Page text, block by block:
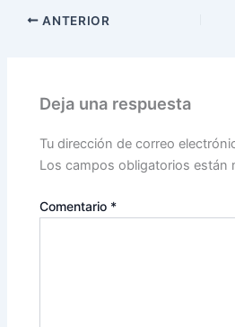
ANTERIOR
Deja una respuesta
Tu dirección de correo
Los campos obligatorios están
Comentario *